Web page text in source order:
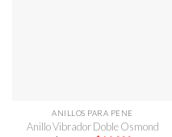
ANILLOS PARA PENE
Anillo Vibrador Doble Osmond